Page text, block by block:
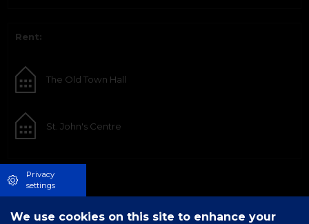
Rent:
The Old Town Hall
St. John's Centre
Privacy
settings
We use cookies on this site to enhance your